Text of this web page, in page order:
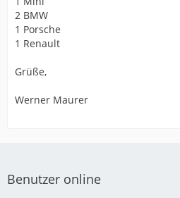
2 BMW
1 Porsche
1 Renault
Grüße,
Werner Maurer
Benutzer online